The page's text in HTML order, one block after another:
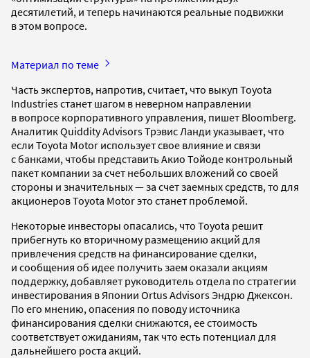
десятилетий, и теперь начинаются реальные подвижки
в этом вопросе.
Материал по теме
Часть экспертов, напротив, считает, что выкуп Toyota
Industries станет шагом в неверном направлении
в вопросе корпоративного управления, пишет Bloomberg.
Аналитик Quiddity Advisors Трэвис Ланди указывает, что
если Toyota Motor использует свое влияние и связи
с банками, чтобы представить Акио Тойоде контрольный
пакет компании за счет небольших вложений со своей
стороны и значительных — за счет заемных средств, то для
акционеров Toyota Motor это станет проблемой.
Некоторые инвесторы опасались, что Toyota решит
прибегнуть ко вторичному размещению акций для
привлечения средств на финансирование сделки,
и сообщения об идее получить заем оказали акциям
поддержку, добавляет руководитель отдела по стратегии
инвестирования в Японии Ortus Advisors Эндрю Джексон.
По его мнению, опасения по поводу источника
финансирования сделки снижаются, ее стоимость
соответствует ожиданиям, так что есть потенциал для
дальнейшего роста акций.